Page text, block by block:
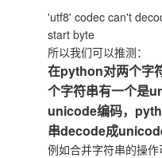
'utf8' codec can't
start byte
所以我们可以推测：
在python对两个字
个字符串有一个是
unicode编码，
串decode成
例如合并字符串的操作